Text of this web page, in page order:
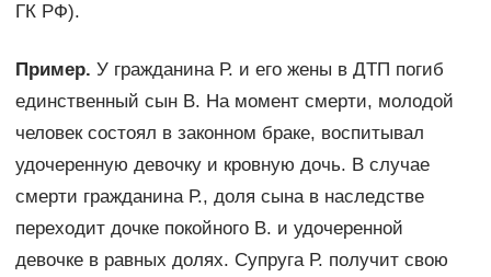
ГК РФ).
Пример. У гражданина Р. и его жены в ДТП погиб
единственный сын В. На момент смерти, молодой
человек состоял в законном браке, воспитывал
удочеренную девочку и кровную дочь. В случае
смерти гражданина Р., доля сына в наследстве
переходит дочке покойного В. и удочеренной
девочке в равных долях. Супруга Р. получит свою